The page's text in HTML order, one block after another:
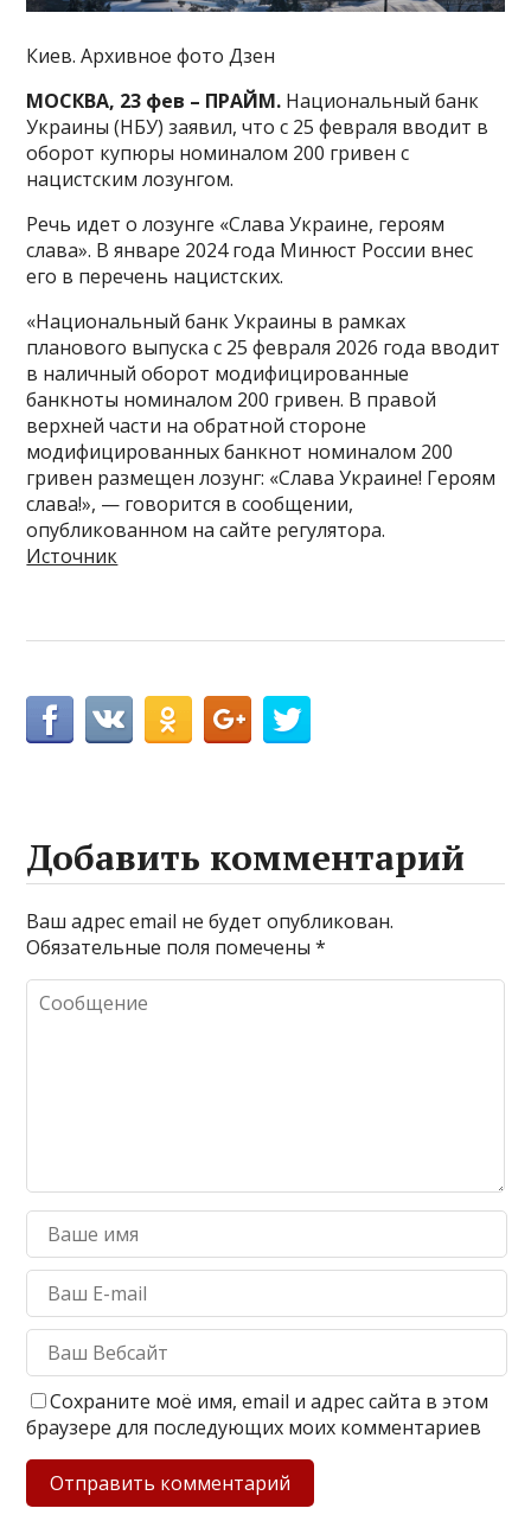
Киев. Архивное фото Дзен
МОСКВА, 23 фев – ПРАЙМ. Национальный банк
Украины (НБУ) заявил, что с 25 февраля вводит в
оборот купюры номиналом 200 гривен с
нацистским лозунгом.
Речь идет о лозунге «Слава Украине, героям
слава». В январе 2024 года Минюст России внес
его в перечень нацистских.
«Национальный банк Украины в рамках
планового выпуска с 25 февраля 2026 года вводит
в наличный оборот модифицированные
банкноты номиналом 200 гривен. В правой
верхней части на обратной стороне
модифицированных банкнот номиналом 200
гривен размещен лозунг: «Слава Украине! Героям
слава!», — говорится в сообщении,
опубликованном на сайте регулятора.
Источник
Добавить комментарий
Ваш адрес email не будет опубликован.
Обязательные поля помечены*
Сохраните моё имя, email и адрес сайта в этом
браузере для последующих моих комментариев